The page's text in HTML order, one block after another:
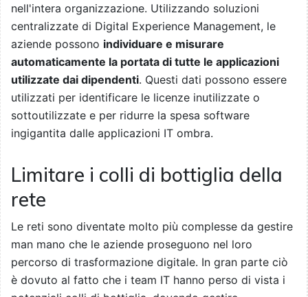
nell'intera organizzazione. Utilizzando soluzioni
centralizzate di Digital Experience Management, le
aziende possono individuare e misurare
automaticamente la portata di tutte le applicazioni
utilizzate dai dipendenti. Questi dati possono essere
utilizzati per identificare le licenze inutilizzate o
sottoutilizzate e per ridurre la spesa software
ingigantita dalle applicazioni IT ombra.
Limitare i colli di bottiglia della
rete
Le reti sono diventate molto più complesse da gestire
man mano che le aziende proseguono nel loro
percorso di trasformazione digitale. In gran parte ciò
è dovuto al fatto che i team IT hanno perso di vista i